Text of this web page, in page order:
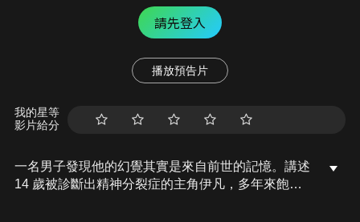
請先登入
播放預告片
我的星等
影片給分
一名男子發現他的幻覺其實是來自前世的記憶。講述
14 歲被診斷出精神分裂症的主角伊凡，多年來飽受